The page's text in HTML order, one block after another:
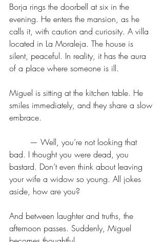
Borja rings the doorbell at six in the
evening. He enters the mansion, as he
calls it, with caution and curiosity. A villa
located in La Moraleja. The house is
silent, peaceful. In reality, it has the aura
of a place where someone is ill.
Miguel is sitting at the kitchen table. He
smiles immediately, and they share a slow
embrace.
bad. I thought you were dead, you
bastard. Don’t even think about leaving
your wife a widow so young. All jokes
aside, how are you?
And between laughter and truths, the
afternoon passes. Suddenly, Miguel